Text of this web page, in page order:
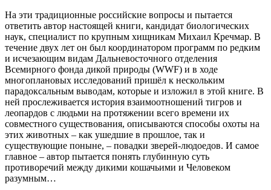
На эти традиционные российские вопросы и пытается
ответить автор настоящей книги, кандидат биологических
наук, специалист по крупным хищникам Михаил Кречмар. В
течение двух лет он был координатором программ по редким
и исчезающим видам Дальневосточного отделения
Всемирного фонда дикой природы (WWF) и в ходе
многоплановых исследований пришёл к нескольким
парадоксальным выводам, которые и изложил в этой книге. В
ней прослеживается история взаимоотношений тигров и
леопардов с людьми на протяжении всего времени их
совместного существования, описываются способы охоты на
этих животных – как ушедшие в прошлое, так и
существующие поныне, – повадки зверей-людоедов. И самое
главное – автор пытается понять глубинную суть
противоречий между дикими кошачьими и Человеком
разумным…